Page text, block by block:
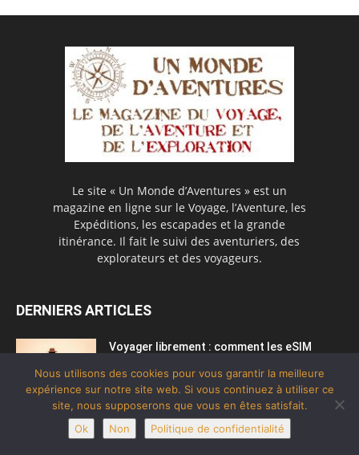
Le site « Un Monde d’Aventures » est un
magazine en ligne sur le Voyage, l’Aventure, les
Expéditions, les escapades et la grande
itinérance. Il fait le suivi des aventuriers, des
explorateurs et des voyageurs.
DERNIERS ARTICLES
Voyager librement : comment les eSIM
27 juillet 2026
Test de la tenue de ski de randonnée Wilder
femme (Simond)...
Nous utilisons des cookies pour vous garantir la meilleure
expérience sur notre site web. Si vous continuez à utiliser ce
site, nous supposerons que vous en êtes satisfait.
Ok
Non Politique de confidentialité